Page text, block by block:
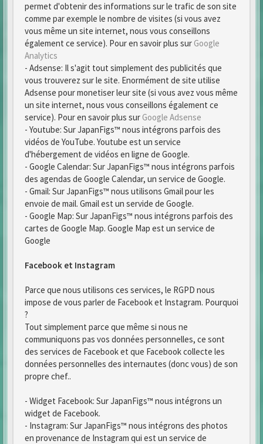
permet d'obtenir des informations sur le trafic de son site
comme par exemple le nombre de visites (si vous avez
vous même un site internet, nous vous conseillons
également ce service). Pour en savoir plus sur Google
Analytics
- Adsense: Il s'agit tout simplement des publicités que
vous trouverez sur le site. Enormément de site utilise
Adsense pour monetiser leur site (si vous avez vous même
un site internet, nous vous conseillons également ce
service). Pour en savoir plus sur Google Adsense
- Youtube: Sur JapanFigs™ nous intégrons parfois des
vidéos de YouTube. Youtube est un service
d'hébergement de vidéos en ligne de Google.
- Google Calendar: Sur JapanFigs™ nous intégrons parfois
des agendas de Google Calendar, un service de Google.
- Gmail: Sur JapanFigs™ nous utilisons Gmail pour les
envoie de mail. Gmail est un servide de Google.
- Google Map: Sur JapanFigs™ nous intégrons parfois des
cartes de Google Map. Google Map est un service de
Google
Facebook et Instagram
Parce que nous utilisons ces services, le RGPD nous
impose de vous parler de Facebook et Instagram. Pourquoi
?
Tout simplement parce que même si nous ne
communiquons pas vos données personnelles, ce sont
des services de Facebook et que Facebook collecte les
données personnelles des internautes (donc vous) de son
propre chef..
- Widget Facebook: Sur JapanFigs™ nous intégrons un
widget de Facebook.
- Instagram: Sur JapanFigs™ nous intégrons des photos
en provenance de Instagram qui est un service de